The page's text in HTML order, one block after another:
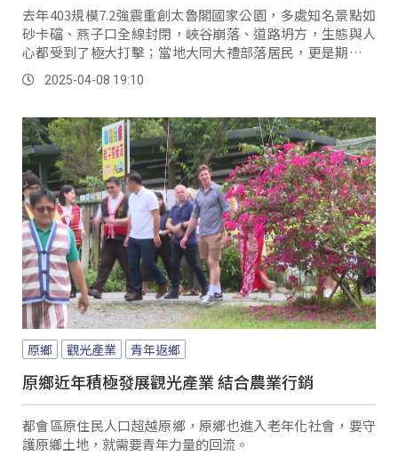
去年403規模7.2強震重創太魯閣國家公園，多處知名景點如
砂卡礑、燕子口全線封閉，峽谷崩落、道路坍方，生態與人
心都受到了極大打擊；當地大同大禮部落居民，更是期待重
建能夠加速。
2025-04-08 19:10
原鄉 觀光產業 青年返鄉
原鄉近年積極發展觀光產業 結合農業行銷
都會區原住民人口超越原鄉，原鄉也進入老年化社會，要守
護原鄉土地，就需要青年力量的回流。